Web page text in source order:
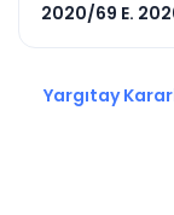
2020/69 E.
Yargıtay